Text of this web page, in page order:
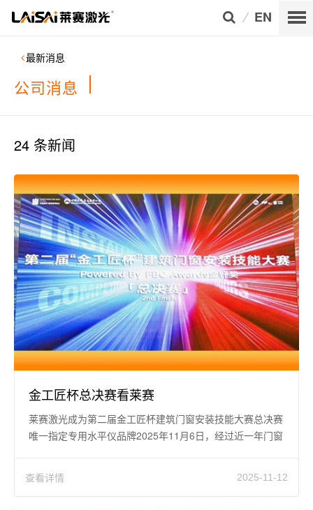
EN
最新消息
公司消息
24 条新闻
金工匠杯总决赛看莱赛
莱赛激光成为第二届金工匠杯建筑门窗安装技能大赛总决赛
唯一指定专用水平仪品牌2025年11月6日，经过近一年门窗
查看详情
2025-11-12